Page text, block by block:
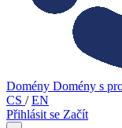
Domény Domény s
CS / EN
Přihlásit se Začít